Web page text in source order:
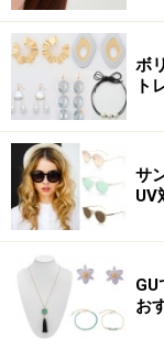
ボ
ト
サ
UV
お